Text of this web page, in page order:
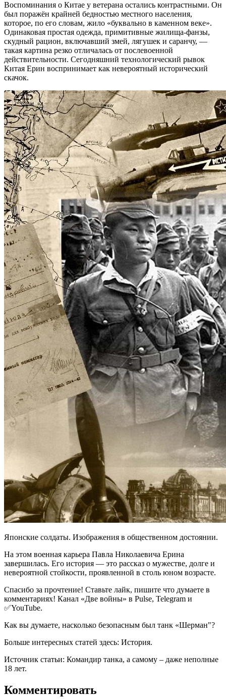
Воспоминания о Китае у ветерана остались контрастными. Он
был поражён крайней бедностью местного населения,
которое, по его словам, жило «буквально в каменном веке».
Одинаковая простая одежда, примитивные жилища-фанзы,
скудный рацион, включавший змей, лягушек и саранчу, —
такая картина резко отличалась от послевоенной
действительности. Сегодняшний технологический рывок
Китая Ерин воспринимает как невероятный исторический
скачок.
Японские солдаты. Изображения в общественном достоянии.
На этом военная карьера Павла Николаевича Ерина
завершилась. Его история — это рассказ о мужестве, долге и
невероятной стойкости, проявленной в столь юном возрасте.
Спасибо за прочтение! Ставьте лайк, пишите что думаете в
комментариях! Канал «Две войны» в Pulse, Telegram и
✅YouTube.
Как вы думаете, насколько безопасным был танк «Шерман"?
Больше интересных статей здесь: История.
Источник статьи: Командир танка, а самому – даже неполные
18 лет.
Комментировать